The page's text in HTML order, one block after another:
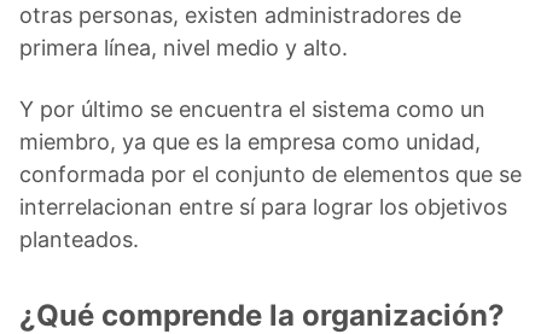
otras personas, existen administradores de
primera línea, nivel medio y alto.
Y por último se encuentra el sistema como un
miembro, ya que es la empresa como unidad,
conformada por el conjunto de elementos que se
interrelacionan entre sí para lograr los objetivos
planteados.
¿Qué comprende la organización?